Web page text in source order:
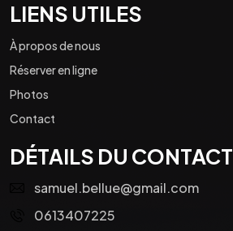
LIENS UTILES
À propos de nous
Réserver en ligne
Photos
Contact
DÉTAILS DU CONTACT
samuel.bellue@gmail.com
0613407225